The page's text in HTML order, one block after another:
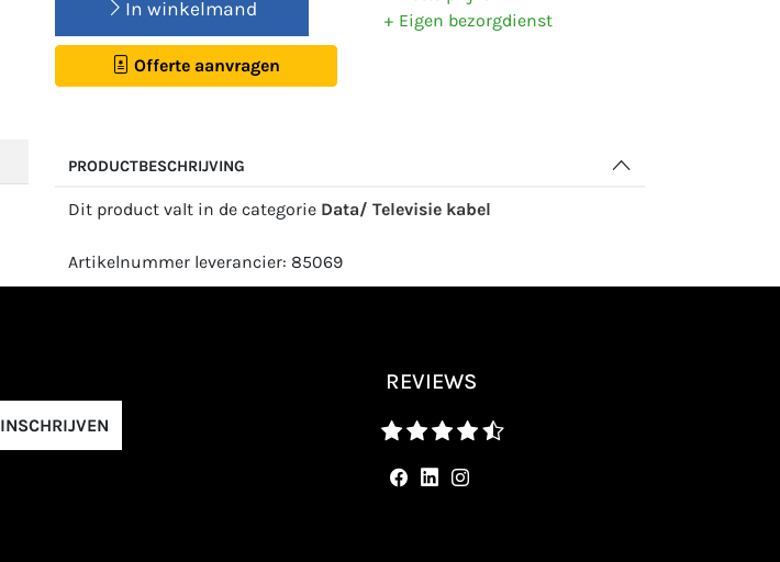
In winkelmand
Offerte aanvragen
Eigen bezorgdienst
PRODUCTBESCHRIJVING
Dit product valt in de categorie Data/ Televisie kabel
Artikelnummer leverancier: 85069
INSCHRIJVEN
REVIEWS